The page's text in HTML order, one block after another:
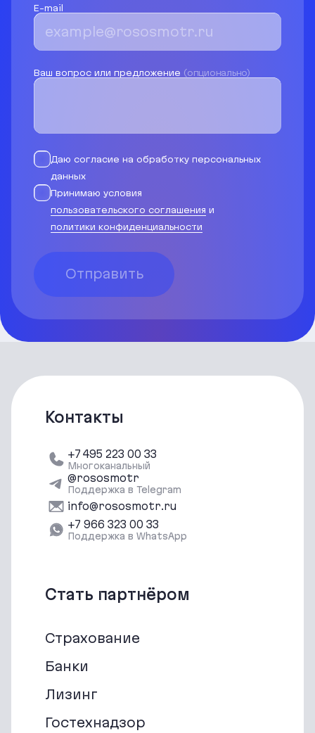
E-mail
Ваш вопрос или предложение (опционально)
Даю согласие на обработку персональных
данных
Принимаю условия
пользовательского соглашения и
политики конфиденциальности
Отправить
Контакты
+7 495 223 00 33
Многоканальный
@rososmotr
Поддержка в Telegram
info@rososmotr.ru
‪+7 966 323 00 33‬
Поддержка в WhatsApp
Стать партнёром
Страхование
Банки
Лизинг
Гостехнадзор